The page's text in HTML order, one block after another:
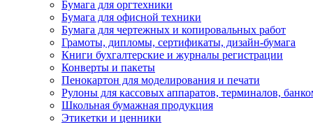
Бумага для оргтехники
Бумага для офисной техники
Бумага для чертежных и копировальных работ
Грамоты, дипломы, сертификаты, дизайн-бумага
Книги бухгалтерские и журналы регистрации
Конверты и пакеты
Пенокартон для моделирования и печати
Рулоны для кассовых аппаратов, терминалов,
Школьная бумажная продукция
Этикетки и ценники